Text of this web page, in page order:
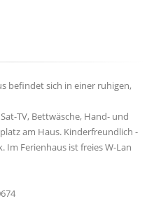
befindet sich in einer ruhigen,
TV, Bettwäsche, Hand- und
am Haus. Kinderfreundlich -
Im Ferienhaus ist freies W-Lan